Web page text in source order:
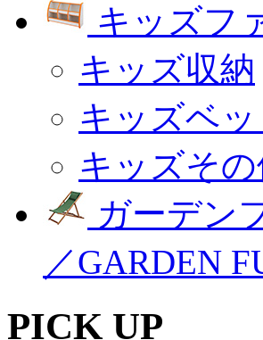
キッズフ
キッズ収納
キッズベッ
キッズそ
ガーデン
／GARDEN
PICK UP